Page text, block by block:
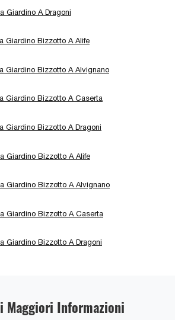
Giardino A Dragoni
Giardino Bizzotto A Alife
Giardino Bizzotto A Alvignano
Giardino Bizzotto A Caserta
Giardino Bizzotto A Dragoni
Giardino Bizzotto A Alife
Giardino Bizzotto A Alvignano
Giardino Bizzotto A Caserta
Giardino Bizzotto A Dragoni
Maggiori Informazioni